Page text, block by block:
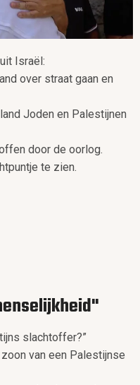
Israël:
over straat gaan en
Joden en Palestijnen
door de oorlog.
te zien.
slachtoffer?”
van een Palestijnse